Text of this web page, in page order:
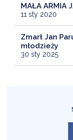
MAŁA ARMIA
11 sty 2020
Zmarł Jan
młodzieży
30 sty 2025